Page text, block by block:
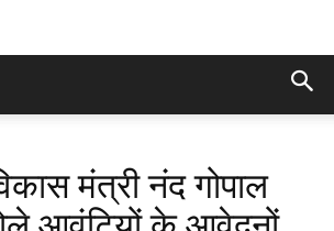
मंत्री नंद गोपाल